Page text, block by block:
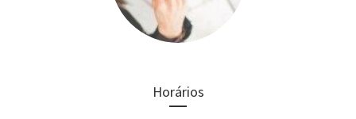
Horários